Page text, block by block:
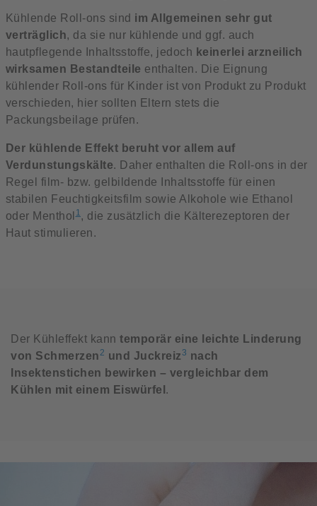
Kühlende Roll-ons sind im Allgemeinen sehr gut
verträglich, da sie nur kühlende und ggf. auch
hautpflegende Inhaltsstoffe, jedoch keinerlei arzneilich
wirksamen Bestandteile enthalten. Die Eignung
kühlender Roll-ons für Kinder ist von Produkt zu Produkt
verschieden, hier sollten Eltern stets die
Packungsbeilage prüfen.
Der kühlende Effekt beruht vor allem auf
Verdunstungskälte. Daher enthalten die Roll-ons in der
Regel film- bzw. gelbildende Inhaltsstoffe für einen
stabilen Feuchtigkeitsfilm sowie Alkohole wie Ethanol
oder Menthol1, die zusätzlich die Kälterezeptoren der
Haut stimulieren.
Der Kühleffekt kann temporär eine leichte Linderung
von Schmerzen2 und Juckreiz 3 nach
Insektenstichen bewirken – vergleichbar dem
Kühlen mit einem Eiswürfel .